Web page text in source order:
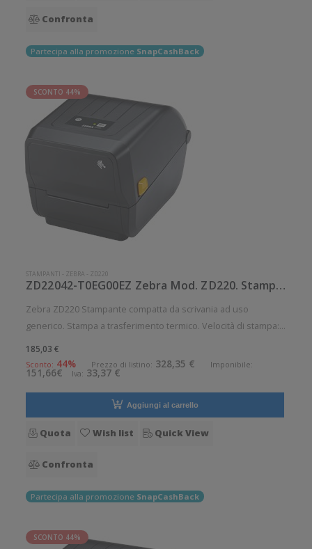
Confronta
Partecipa alla promozione SnapCashBack
SCONTO 44%
STAMPANTI - ZEBRA - ZD220
ZD22042-T0EG00EZ Zebra Mod. ZD220. Stampante di etichette.
Zebra ZD220 Stampante compatta da scrivania ad uso
generico. Stampa a trasferimento termico. Velocità di stampa:
102 mm/sec Risoluzione di stampa: 8 dot/mm Supporto di
stampa: Braccialetti, Carta in rotolo, Cartellini, Collari, Etichette,
Etiche
185,03 €
Sconto: 44% Prezzo di listino: 328,35 € Imponibile:
151,66€ Iva: 33,37 €
Aggiungi al carrello
Quota Wish list Quick View
Confronta
Partecipa alla promozione SnapCashBack
SCONTO 44%